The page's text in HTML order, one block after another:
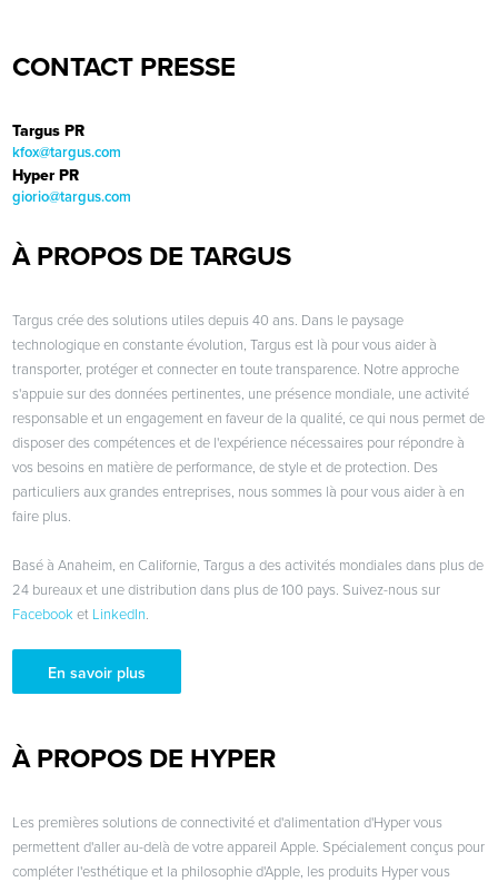
CONTACT PRESSE
Targus PR
kfox@targus.com
Hyper PR
giorio@targus.com
À PROPOS DE TARGUS
Targus crée des solutions utiles depuis 40 ans. Dans le paysage
technologique en constante évolution, Targus est là pour vous aider à
transporter, protéger et connecter en toute transparence. Notre approche
s'appuie sur des données pertinentes, une présence mondiale, une activité
responsable et un engagement en faveur de la qualité, ce qui nous permet de
disposer des compétences et de l'expérience nécessaires pour répondre à
vos besoins en matière de performance, de style et de protection. Des
particuliers aux grandes entreprises, nous sommes là pour vous aider à en
faire plus.
Basé à Anaheim, en Californie, Targus a des activités mondiales dans plus de
24 bureaux et une distribution dans plus de 100 pays. Suivez-nous sur
Facebook et LinkedIn.
En savoir plus
À PROPOS DE HYPER
Les premières solutions de connectivité et d'alimentation d'Hyper vous
permettent d'aller au-delà de votre appareil Apple. Spécialement conçus pour
compléter l'esthétique et la philosophie d'Apple, les produits Hyper vous